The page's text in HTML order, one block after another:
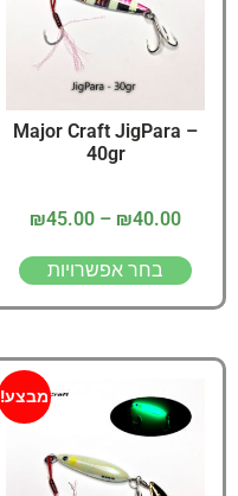
Major Craft JigPara –
40gr
₪40.00
–
₪45.00
בחר אפשרויות
מבצע!